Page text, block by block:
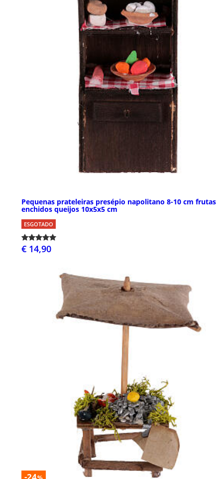
Pequenas prateleiras presépio napolitano 8-10 cm frutas
enchidos queijos 10x5x5 cm
ESGOTADO
€ 14,90
-24